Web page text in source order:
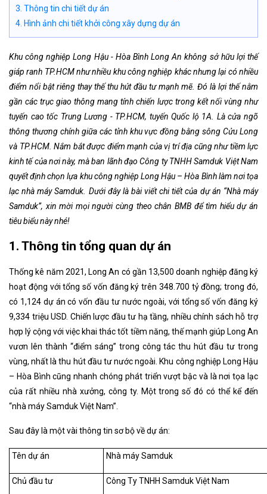
3. Thông tin chi tiết dự án
4. Hình ảnh chi tiết khởi công xây dựng dự án
Khu công nghiệp Long Hậu - Hòa Bình Long An không sở hữu lợi thế
giáp ranh TP.HCM như nhiều khu công nghiệp khác nhưng lại có nhiều
điểm nổi bật riêng thay thế thu hút đầu tư mạnh mẽ. Đó là lợi thế nằm
gần các trục giao thông mang tính chiến lược trong kết nối vùng như
tuyến cao tốc Trung Lương - TP.HCM, tuyến Quốc lộ 1A. Là cửa ngõ
thông thương chính giữa các tỉnh khu vực đồng bằng sông Cửu Long
và TP.HCM. Nắm bắt được điểm mạnh của vị trí địa cũng như tiềm lực
kinh tế của nơi này, mà ban lãnh đạo Công ty TNHH Samduk Việt Nam
quyết định chọn lựa khu công nghiệp Long Hậu – Hòa Bình làm nơi tọa
lạc nhà máy Samduk. Dưới đây là bài viết chi tiết của dự án “Nhà máy
Samduk”, xin mời mọi người cùng theo chân BMB để tìm hiểu dự án
tiêu biểu này nhé!
1. Thông tin tổng quan dự án
Thống kê năm 2021, Long An có gần 13,500 doanh nghiệp đăng ký
hoạt động với tổng số vốn đăng ký trên 348.700 tỷ đồng; trong đó,
có 1,124 dự án có vốn đầu tư nước ngoài, với tổng số vốn đăng ký
9,334 triệu USD. Chiến lược đầu tư hạ tầng, nhiều chính sách hỗ trợ
hợp lý cộng với việc khai thác tốt tiềm năng, thế mạnh giúp Long An
vươn lên thành “điểm sáng” trong công tác thu hút đầu tư trong
vùng, nhất là thu hút đầu tư nước ngoài. Khu công nghiệp Long Hậu
– Hòa Bình cũng nhanh chóng phát triển vượt bậc và là nơi tọa lạc
của rất nhiều nhà xưởng, công ty. Một trong số đó có thể kể đến
“nhà máy Samduk Việt Nam”.
Sau đây là một vài thông tin sơ bộ về dự án:
Tên dự án Nhà máy Samduk
Chủ đầu tư Công Ty TNHH Samduk Việt Nam